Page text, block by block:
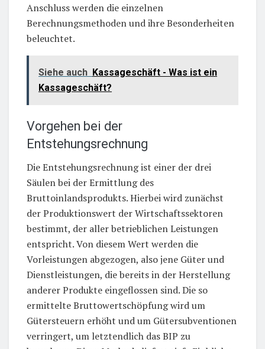
Anschluss werden die einzelnen
Berechnungsmethoden und ihre Besonderheiten
beleuchtet.
Siehe auch Kassageschäft - Was ist ein
Kassageschäft?
Vorgehen bei der
Entstehungsrechnung
Die Entstehungsrechnung ist einer der drei
Säulen bei der Ermittlung des
Bruttoinlandsprodukts. Hierbei wird zunächst
der Produktionswert der Wirtschaftssektoren
bestimmt, der aller betrieblichen Leistungen
entspricht. Von diesem Wert werden die
Vorleistungen abgezogen, also jene Güter und
Dienstleistungen, die bereits in der Herstellung
anderer Produkte eingeflossen sind. Die so
ermittelte Bruttowertschöpfung wird um
Gütersteuern erhöht und um Gütersubventionen
verringert, um letztendlich das BIP zu